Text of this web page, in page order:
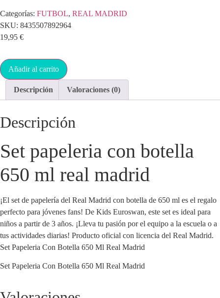
Categorías: FUTBOL, REAL MADRID
SKU: 8435507892964
19,95 €
Añadir al carrito
Descripción Valoraciones (0)
Descripción
Set papeleria con botella
650 ml real madrid
¡El set de papelería del Real Madrid con botella de 650 ml es el regalo
perfecto para jóvenes fans! De Kids Euroswan, este set es ideal para
niños a partir de 3 años. ¡Lleva tu pasión por el equipo a la escuela o a
tus actividades diarias! Producto oficial con licencia del Real Madrid.
Set Papeleria Con Botella 650 Ml Real Madrid
Set Papeleria Con Botella 650 Ml Real Madrid